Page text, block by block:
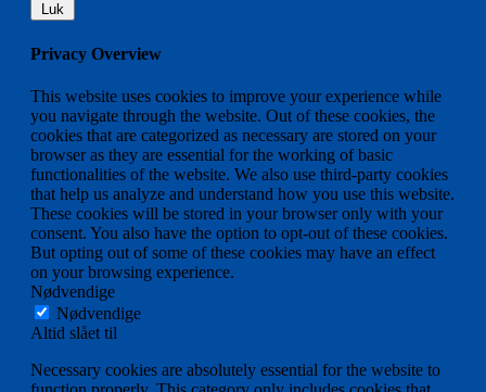
Luk
Privacy Overview
This website uses cookies to improve your experience while
you navigate through the website. Out of these cookies, the
cookies that are categorized as necessary are stored on your
browser as they are essential for the working of basic
functionalities of the website. We also use third-party cookies
that help us analyze and understand how you use this website.
These cookies will be stored in your browser only with your
consent. You also have the option to opt-out of these cookies.
But opting out of some of these cookies may have an effect
on your browsing experience.
Nødvendige
Nødvendige
Altid slået til
Necessary cookies are absolutely essential for the website to